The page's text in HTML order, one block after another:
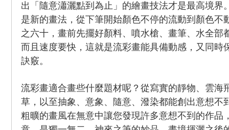
出「隨意瀟灑點到為止」的繪畫技法才是最高境界
是新的畫法，從下筆開始顏色不停的流動到顏色不
之六十，畫前先擺好顏料、噴水槍、畫筆、水全部
而且速度要快，這就是流彩畫能具備動感，又同時
訣竅。
流彩畫適合畫些什麼題材呢？從寫實的靜物、雲海
草，以至抽象、意象、隨意、潑染都能創出意想不
粗曠的畫風在無意中讓您發現許多意想不到的作品